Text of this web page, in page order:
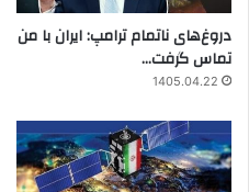
دروغ‌های ناتمام ترامپ: ایران با من
تماس گرفت…
1405.04.22